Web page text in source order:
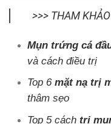
>>> THAM
Mụn trứng cá
và cách điều trị
Top 6 mặt nạ trị
thâm sẹo
Top 5 cách trị